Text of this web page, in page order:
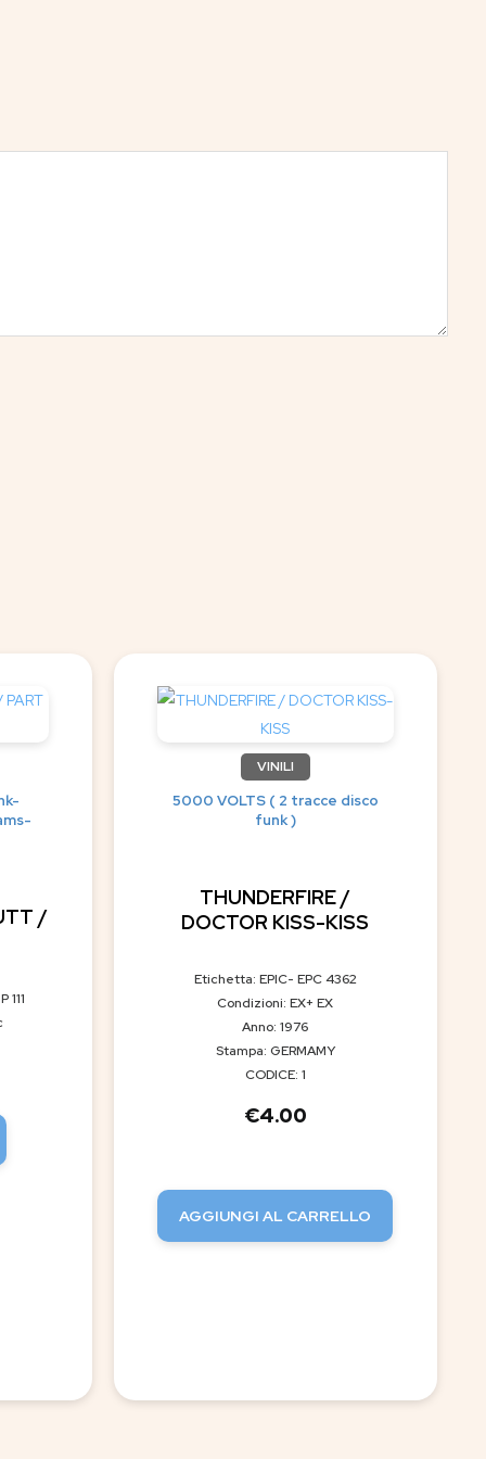
/
111
VINILI
5000 VOLTS ( 2 tracce disco
funk )
THUNDERFIRE /
DOCTOR KISS-KISS
Etichetta: EPIC- EPC 4362
Condizioni: EX+ EX
Anno: 1976
Stampa: GERMAMY
CODICE: 1
€4.00
AGGIUNGI AL CARRELLO